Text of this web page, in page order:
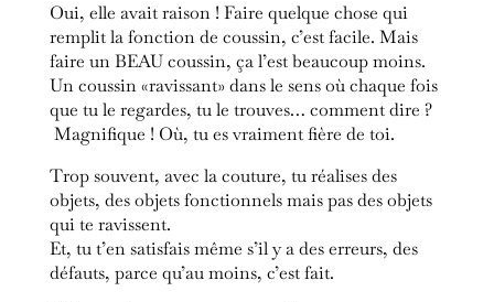
Oui, elle avait raison ! Faire quelque chose qui
remplit la fonction de coussin, c’est facile. Mais
faire un BEAU coussin, ça l’est beaucoup moins.
Un coussin «ravissant» dans le sens où chaque fois
que tu le regardes, tu le trouves… comment dire ?
Magnifique ! Où, tu es vraiment fière de toi.
Trop souvent, avec la couture, tu réalises des
objets, des objets fonctionnels mais pas des objets
qui te ravissent.
Et, tu t’en satisfais même s’il y a des erreurs, des
défauts, parce qu’au moins, c’est fait.